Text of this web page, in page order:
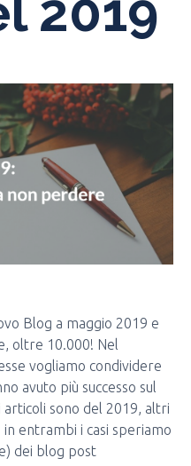
2019
Blog a maggio 2019 e
oltre 10.000! Nel
vogliamo condividere
avuto più successo sul
articoli sono del 2019, altri
entrambi i casi speriamo
dei blog post